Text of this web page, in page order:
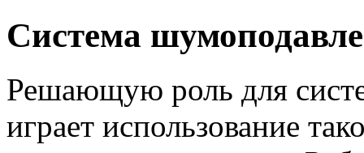
Система
Решающую роль для
играет использование